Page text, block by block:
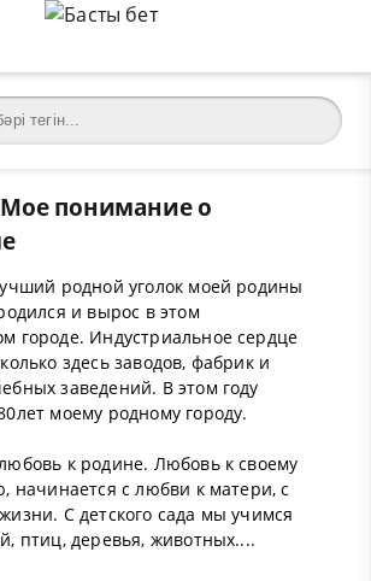
понимание о
родной уголок моей родины
и вырос в этом
городе. Индустриальное сердце
здесь заводов, фабрик и
заведений. В этом году
моему родному городу.
к родине. Любовь к своему
начинается с любви к матери, с
С детского сада мы учимся
птиц, деревья, животных....